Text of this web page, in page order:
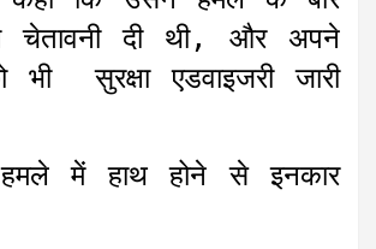
दी थी, और अपने
भी सुरक्षा एडवाइजरी जारी
में हाथ होने से इनकार